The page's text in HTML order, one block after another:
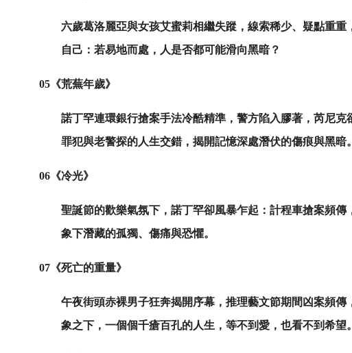
六歲葛洛麗亞與女孩艾蜜莉相繼失蹤，線索稀少、疑點重
自己：若易地而處，人是否都可能滑向黑暗？
05 《荒蕪年歲》
諾丁罕連環銀行搶案手法冷酷精準，警方陷入膠著，芮尼
罪犯與老警探的人生交錯，揭開記憶深處潛伏的傷痕與黑暗。
06 《冷光》
聖誕節的歡樂氣氛下，諾丁罕卻風暴乍起：計程車搶案頻
象下潛藏的孤獨、傷痛與恐懼。
07 《死亡的重量》
午夜街頭赤裸男子狂奔揭開序幕，推理藝文節期間凶案頻
象之下，一個個千瘡百孔的人生，等不到愛，也看不到希望。